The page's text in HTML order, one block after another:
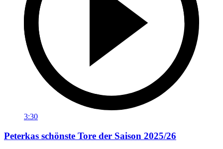
3:30
Peterkas schönste Tore der Saison 2025/26